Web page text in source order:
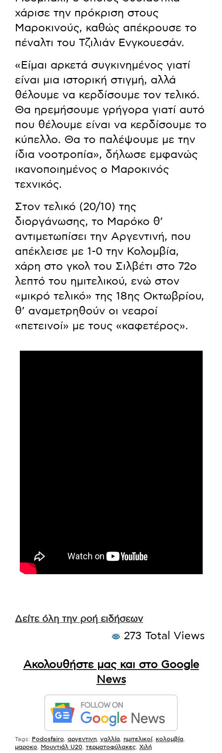
χάρισε την πρόκριση στους
Μαροκινούς, καθώς απέκρουσε το
πέναλτι του Τζιλιάν Ενγκουεσάν.
«Είμαι αρκετά συγκινημένος γιατί
είναι μια ιστορική στιγμή, αλλά
θέλουμε να κερδίσουμε τον τελικό.
Θα ηρεμήσουμε γρήγορα γιατί αυτό
που θέλουμε είναι να κερδίσουμε το
κύπελλο. Θα το παλέψουμε με την
ίδια νοοτροπία», δήλωσε εμφανώς
ικανοποιημένος ο Μαροκινός
τεχνικός.
Στον τελικό (20/10) της
διοργάνωσης, το Μαρόκο θ’
αντιμετωπίσει την Αργεντινή, που
απέκλεισε με 1-0 την Κολομβία,
χάρη στο γκολ του Σιλβέτι στο 72ο
λεπτό του ημιτελικού, ενώ στον
«μικρό τελικό» της 18ης Οκτωβρίου,
θ’ αναμετρηθούν οι νεαροί
«πετεινοί» με τους «καφετέρος».
Δείτε όλη την ροή ειδήσεων
273 Total Views
Ακολουθήστε μας και στο Google
News
Tags: Podosfairo αργεντινη γαλλία ημιτελικοί, κολομβία
μαροκο
Μουντιάλ U20 τερματοφύλακες Χιλή